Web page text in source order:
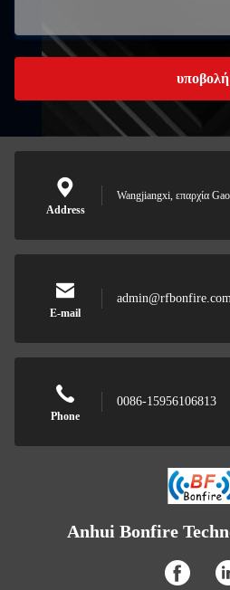
υποβολή
Address
Wangjiangxi, επαρχία
E-mail
Phone
0086-15956106813
Anhui Bonfire